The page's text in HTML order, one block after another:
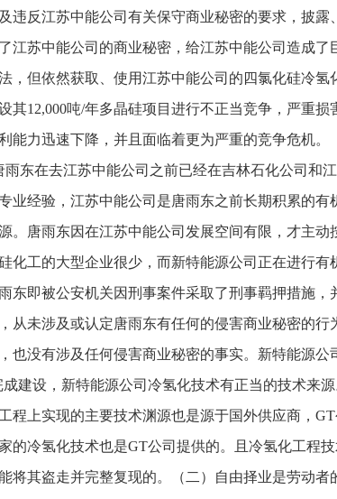
违反江苏中能公司有关保守商业秘密的要求，披露
江苏中能公司的商业秘密，给江苏中能公司造成了
，但依然获取、使用江苏中能公司的四氯化硅冷氢
12,000吨/年多晶硅项目进行不正当竞争，严重损
力迅速下降，并且面临着更为严重的竞争危机。
东在去江苏中能公司之前已经在吉林石化公司和
业经验，江苏中能公司是唐雨东之前长期积累的有
。唐雨东因在江苏中能公司发展空间有限，才主动
化工的大型企业很少，而新特能源公司正在进行有
东即被公安机关因刑事案件采取了刑事羁押措施，
从未涉及或认定唐雨东有任何的侵害商业秘密的行
也没有涉及任何侵害商业秘密的事实。新特能源公
建设，新特能源公司冷氢化技术有正当的技术来
程上实现的主要技术渊源也是源于国外供应商，
的冷氢化技术也是GT公司提供的。且冷氢化工程
将其盗走并完整复现的。（二）自由择业是劳动者